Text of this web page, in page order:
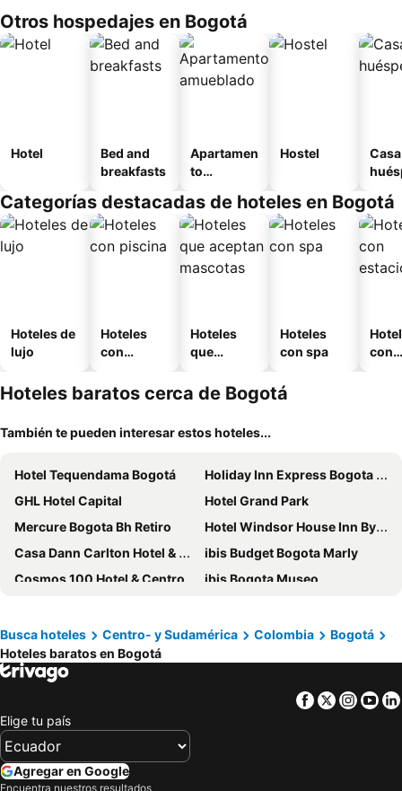
Otros hospedajes en Bogotá
Hotel
Bed and
breakfasts
Apartamen
to
o
Hostel
Categorías destacadas de hoteles en Bogotá
Hoteles de
lujo
Hoteles
con
Hoteles
que
mascotas
Hoteles
con spa
con
Hoteles baratos cerca de Bogotá
También te pueden interesar estos hoteles...
Hotel Tequendama Bogotá
Holiday Inn Express Bogota - Parque La 93 By Ihg
GHL Hotel Capital
Hotel Grand Park
Mercure Bogota Bh Retiro
Hotel Windsor House Inn By GEH Suites
Casa Dann Carlton Hotel & Spa
ibis Budget Bogota Marly
Cosmos 100 Hotel & Centro de Convenciones - Hoteles Cosmos
ibis Bogota Museo
Hilton Bogota
Wyndham Bogota
Radisson Bogota Metrotel
Hotel Dann Carlton Bogota
Movich Buro 26
Vilar America
NH Collection Bogotá WTC Royal
Hilton Garden Inn Bogota Airport
Busca hoteles Centro- y Sudamérica Colombia
Bogotá
Hoteles baratos en Bogotá
Facebook
Twitter
Elige tu país
Agregar en Google
Encuentra nuestros resultados